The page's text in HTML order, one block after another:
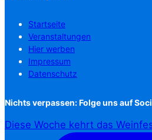
Startseite
Veranstaltungen
Hier werben
Impressum
Datenschutz
Nichts verpassen: Folge uns auf
Diese Woche kehrt das